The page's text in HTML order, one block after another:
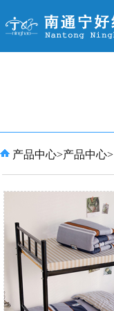
产品中心>产品中心>